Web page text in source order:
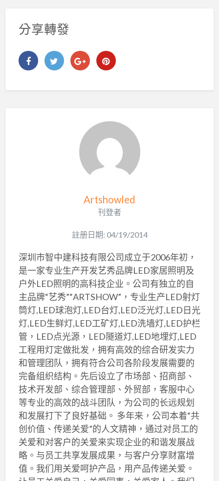
分享轉發
Artshowled
刊登者
註册日期: 04/19/2014
深圳市智中建科技有限公司成立于2006年初，
是一家专业生产开发艺秀品牌LED家居照明及
户外LED照明的高科技企业。公司有独立的自
主品牌“艺秀”“ARTSHOW”，专业生产LED射灯
筒灯,LED球泡灯,LED台灯,LED泛光灯,LED日光
灯,LED生鲜灯,LED工矿灯,LED洗墙灯,LED护栏
管，LED点光源，LED隧道灯,LED地埋灯,LED
工程用灯定做批发，拥有高效的综合研发实力
和管理团队，拥有符合公司各阶段发展需要的
完备组织结构。先后设立了市场部、招商部、
技术开发部、综合管理部、外贸部，客服中心
等专业的高效的战斗团队，为公司的长远规划
和发展打下了良好基础。 多年来，公司本着“共
创价值、传递关爱”的人文精神，通过对员工的
关爱和对客户的关爱来实现企业的和谐发展战
略。与员工共享发展成果，与客户分享财富增
值。我们用关爱呵护产品，用产品传递关爱。